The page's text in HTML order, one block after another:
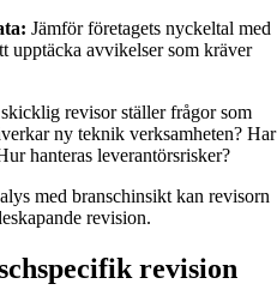
Jämför företagets nyckeltal med
upptäcka avvikelser som kräver
revisor ställer frågor som
ny teknik verksamheten? Har
hanteras leverantörsrisker?
med branschinsikt kan revisorn
revision.
revision